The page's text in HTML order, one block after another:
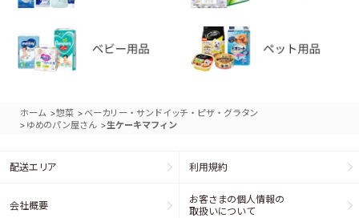
ホーム >惣菜 > ベーカリー・サンドイッチ・ピザ・グラタン
> ゆめのパン屋さん >生ケーキマフィン
配送エリア 利用規約
会社概要
お客さまの個人情報の
取扱いについて